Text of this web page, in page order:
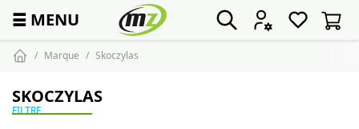
☰ MENU
Marque Skoczylas
SKOCZYLAS
FILTRE